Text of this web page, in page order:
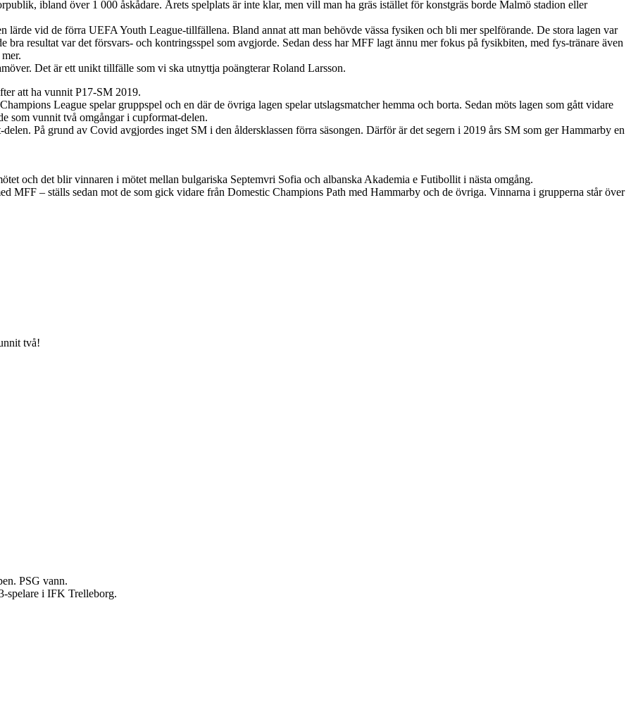
ibland över 1 000 åskådare. Årets spelplats är inte klar, men vill man ha gräs istället för konstgräs borde Malmö stadion eller
vid de förra UEFA Youth League-tillfällena. Bland annat att man behövde vässa fysiken och bli mer spelförande. De stora lagen var
resultat var det försvars- och kontringsspel som avgjorde. Sedan dess har MFF lagt ännu mer fokus på fysikbiten, med fys-tränare även
Det är ett unikt tillfälle som vi ska utnyttja poängterar Roland Larsson.
att ha vunnit P17-SM 2019.
League spelar gruppspel och en där de övriga lagen spelar utslagsmatcher hemma och borta. Sedan möts lagen som gått vidare
som vunnit två omgångar i cupformat-delen.
På grund av Covid avgjordes inget SM i den åldersklassen förra säsongen. Därför är det segern i 2019 års SM som ger Hammarby en
och det blir vinnaren i mötet mellan bulgariska Septemvri Sofia och albanska Akademia e Futibollit i nästa omgång.
MFF – ställs sedan mot de som gick vidare från Domestic Champions Path med Hammarby och de övriga. Vinnarna i grupperna står över
två!
PSG vann.
spelare i IFK Trelleborg.